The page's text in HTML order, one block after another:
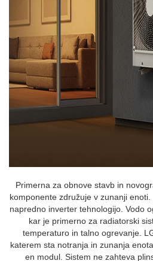
Primerna za obnove stavb in
komponente združuje v zunanji
napredno inverter tehnologijo. Vodo
kar je primerno za radiatorski
temperaturo in talno ogrevanje.
katerem sta notranja in zunanja
en modul. Sistem ne zahteva